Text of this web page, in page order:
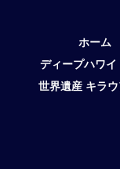
示
ホーム
ディープハワ
世界遺産 キラ